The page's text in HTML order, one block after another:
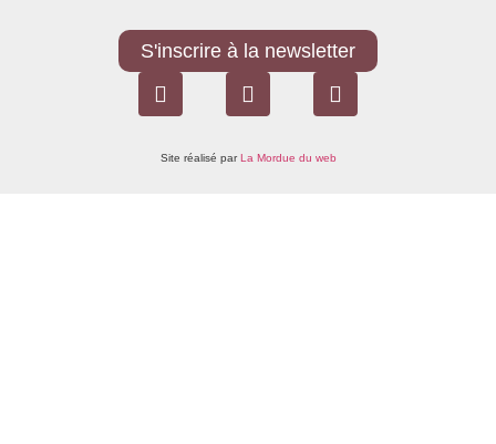
S'inscrire à la newsletter
Site réalisé parLa Mordue du web